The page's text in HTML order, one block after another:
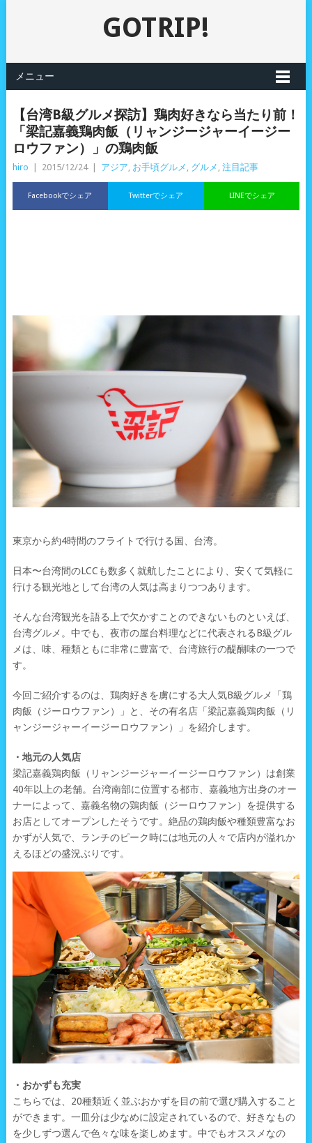
GOTRIP!
メニュー
【台湾B級グルメ探訪】鶏肉好きなら当たり前！
「梁記嘉義鶏肉飯（リャンジージャーイージー
ロウファン）」の鶏肉飯
hiro 2015/12/24 アジア, お手頃グルメ , グルメ , 注目記事
Facebookでシェア LINEでシェア
Twitterでシェア
東京から約4時間のフライトで行ける国、台湾。
日本〜台湾間のLCCも数多く就航したことにより、安くて気軽に
行ける観光地として台湾の人気は高まりつつあります。
そんな台湾観光を語る上で欠かすことのできないものといえば、
台湾グルメ。中でも、夜市の屋台料理などに代表されるB級グル
メは、味、種類ともに非常に豊富で、台湾旅行の醍醐味の一つで
す。
今回ご紹介するのは、鶏肉好きを虜にする大人気B級グルメ「鶏
肉飯（ジーロウファン）」と、その有名店「梁記嘉義鶏肉飯（リ
ャンジージャーイージーロウファン）」を紹介します。
・地元の人気店
梁記嘉義鶏肉飯（リャンジージャーイージーロウファン）は創業
40年以上の老舗。台湾南部に位置する都市、嘉義地方出身のオー
ナーによって、嘉義名物の鶏肉飯（ジーロウファン）を提供する
お店としてオープンしたそうです。絶品の鶏肉飯や種類豊富なお
かずが人気で、ランチのピーク時には地元の人々で店内が溢れか
えるほどの盛況ぶりです。
・おかずも充実
こちらでは、20種類近く並ぶおかずを目の前で選び購入すること
ができます。一皿分は少なめに設定されているので、好きなもの
を少しずつ選んで色々な味を楽しめます。中でもオススメなの